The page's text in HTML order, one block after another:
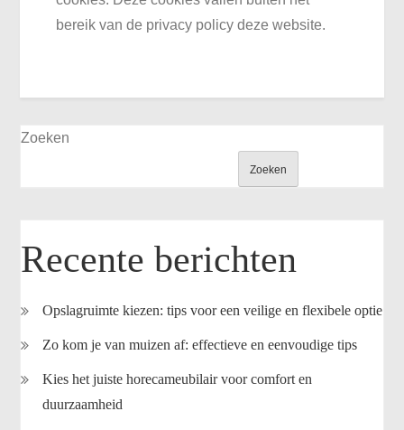
bereik van de privacy policy deze website.
Zoeken
Zoeken
Recente berichten
Opslagruimte kiezen: tips voor een veilige en flexibele optie
Zo kom je van muizen af: effectieve en eenvoudige tips
Kies het juiste horecameubilair voor comfort en
duurzaamheid